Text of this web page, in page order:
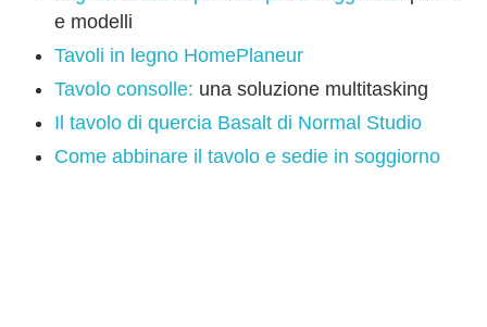
e modelli
Tavoli in legno HomePlaneur
Tavolo consolle: una soluzione multitasking
Il tavolo di quercia Basalt di Normal Studio
Come abbinare il tavolo e sedie in soggiorno